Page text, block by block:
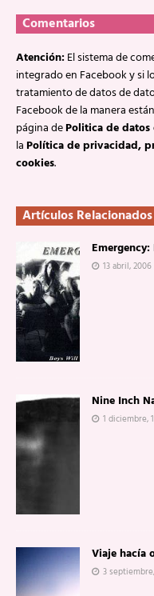
Comentarios
Atención:El sistema de
integrado en Facebook y si
tratamiento de datos de
Facebook de la manera
página dePolitica de datos
laPolítica de privacidad,
cookies.
Artículos Relacionados
13 abril, 2006
Nine Inch
1 diciembre,
Viaje hacía
3